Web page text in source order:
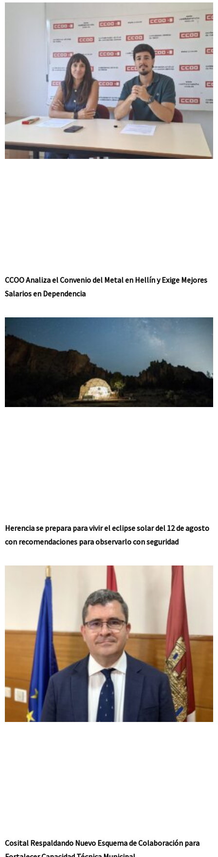
CCOO Analiza el Convenio del Metal en Hellín y Exige Mejores
Salarios en Dependencia
Herencia se prepara para vivir el eclipse solar del 12 de agosto
con recomendaciones para observarlo con seguridad
Cosital Respaldando Nuevo Esquema de Colaboración para